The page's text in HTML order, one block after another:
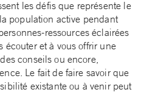
les défis que représente le
population active pendant
ressources éclairées
écouter et à vous offrir une
conseils ou encore,
Le fait de faire savoir que
existante ou à venir peut